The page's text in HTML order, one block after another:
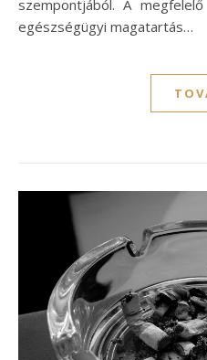
szempontjából. A
egészségügyi magatartás…